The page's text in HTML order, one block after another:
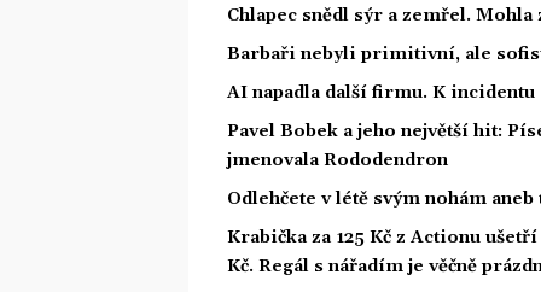
Chlapec snědl sýr a zemřel. Mohla
Barbaři nebyli primitivní, ale
AI napadla další firmu. K incidentu
Pavel Bobek a jeho největší hit:
jmenovala Rododendron
Odlehčete v létě svým nohám
Krabička za 125 Kč z Actionu
Kč. Regál s nářadím je věčně